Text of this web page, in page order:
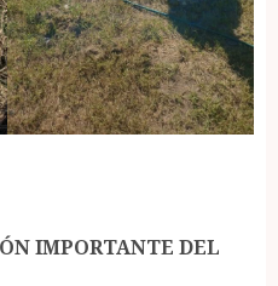
IMPORTANTE DEL